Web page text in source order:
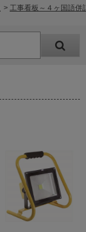
> 工事看板～４ヶ国語併